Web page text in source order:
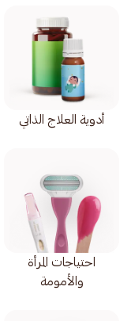
أدوية العلاج الذاتي
احتياجات المرأة
والأمومة